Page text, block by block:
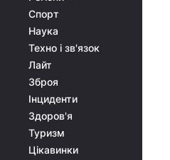
Спорт
Наука
Техно і зв'язок
Лайт
Зброя
Інциденти
Здоров'я
Туризм
Цікавинки